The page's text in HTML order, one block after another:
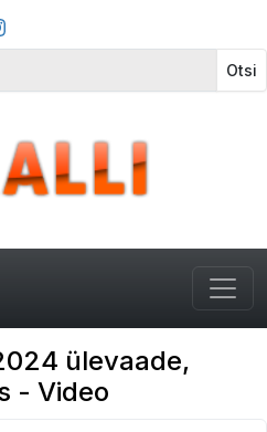
Otsi
ülevaade,
- Video